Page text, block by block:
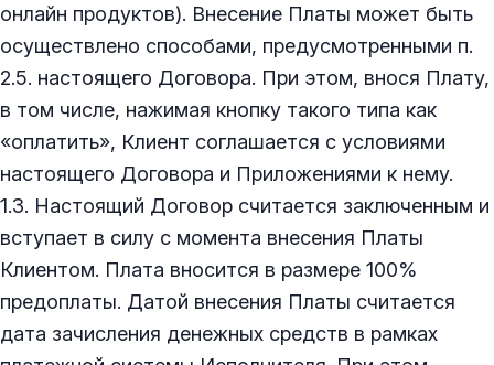
онлайн продуктов). Внесение Платы может быть
осуществлено способами, предусмотренными п.
2.5. настоящего Договора. При этом, внося Плату,
в том числе, нажимая кнопку такого типа как
«оплатить», Клиент соглашается с условиями
настоящего Договора и Приложениями к нему.
1.3. Настоящий Договор считается заключенным и
вступает в силу с момента внесения Платы
Клиентом. Плата вносится в размере 100%
предоплаты. Датой внесения Платы считается
дата зачисления денежных средств в рамках